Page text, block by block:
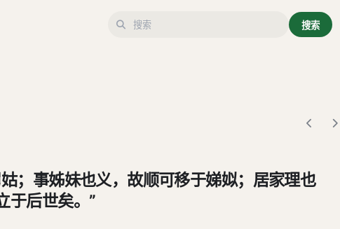
搜索
；事姊妹也义，故顺可移于娣姒；居家理也
于后世矣。”